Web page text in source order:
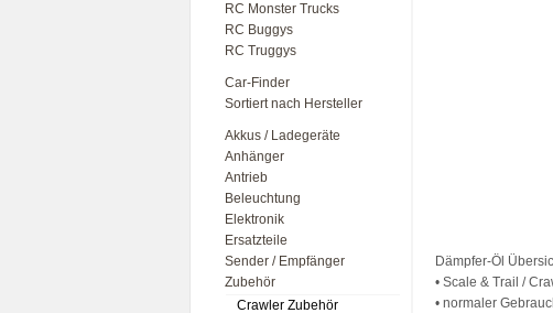
RC Monster Trucks
RC Buggys
RC Truggys
Car-Finder
Sortiert nach Hersteller
Akkus / Ladegeräte
Anhänger
Antrieb
Beleuchtung
Elektronik
Ersatzteile
Sender / Empfänger
Zubehör
Crawler Zubehör
Dämpfer-Öl
• Scale & Trail /
• normaler